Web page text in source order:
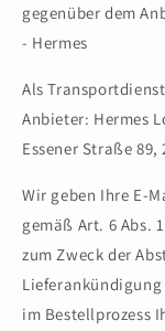
gegenüber dem
- Hermes
Als
Anbieter: Hermes
Essener Straße
Wir geben Ihre E-
gemäß Art. 6 Abs.
zum Zweck der
im Bestellprozess